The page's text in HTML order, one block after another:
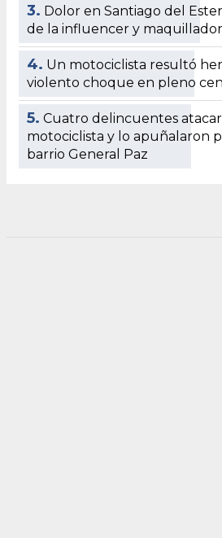
3. Dolor en Santiago del
de la influencer y
4. Un motociclista resultó
violento choque en pleno
5. Cuatro delincuentes
motociclista y lo apuñalaron
barrio General Paz